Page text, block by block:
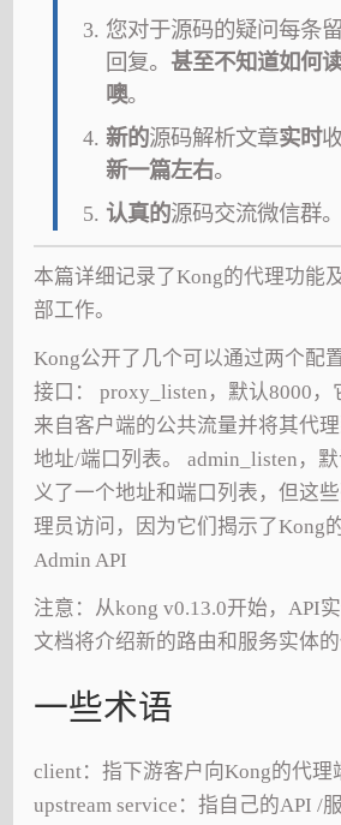
您对于源码的疑问每条
回复。 甚至不知道如何
噢。
新的源码解析文章实时
新一篇左右。
认真的源码交流微信群。
本篇详细记录了Kong的代理功能
部工作。
Kong公开了几个可以通过两个配
接口： proxy_listen，默认8000，
来自客户端的公共流量并将其代
地址/端口列表。 admin_listen，
义了一个地址和端口列表，但这
理员访问，因为它们揭示了Kong
Admin API
注意：从kong v0.13.0开始，API
文档将介绍新的路由和服务实体的
一些术语
client：指下游客户向Kong的代理
upstream service：指自己的API /